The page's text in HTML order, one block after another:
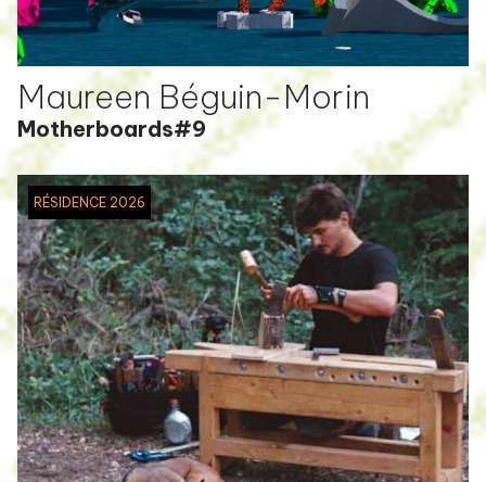
Maureen Béguin-Morin
Motherboards#9
RÉSIDENCE 2026